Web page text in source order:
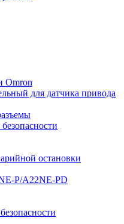
Omron
для датчика привода
остановки
P/A22NE-PD